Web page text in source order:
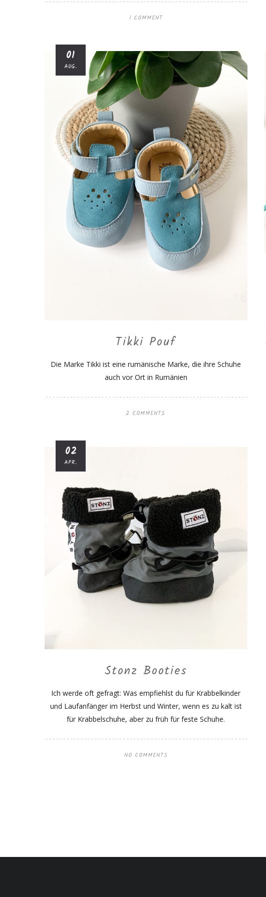
1 COMMENT
01
AUG.
Tikki Pouf
Die Marke Tikki ist eine rumänische Marke, die ihre Schuhe
auch vor Ort in Rumänien
2 COMMENTS
02
APR.
Stonz Booties
Ich werde oft gefragt: Was empfiehlst du für Krabbelkinder
und Laufanfänger im Herbst und Winter, wenn es zu kalt ist
für Krabbelschuhe, aber zu früh für feste Schuhe.
NO COMMENTS